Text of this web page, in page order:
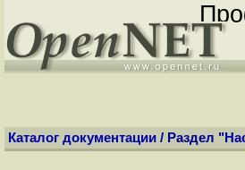
Каталог документации / Раздел "